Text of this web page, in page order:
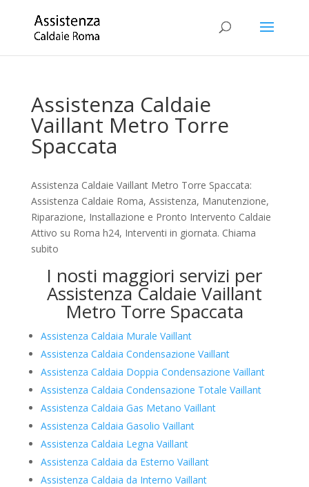
Assistenza Caldaie
Vaillant Metro Torre
Spaccata
Assistenza Caldaie Vaillant Metro Torre Spaccata:
Assistenza Caldaie Roma, Assistenza, Manutenzione,
Riparazione, Installazione e Pronto Intervento Caldaie
Attivo su Roma h24, Interventi in giornata. Chiama
subito
I nosti maggiori servizi per
Assistenza Caldaie Vaillant
Metro Torre Spaccata
Assistenza Caldaia Murale Vaillant
Assistenza Caldaia Condensazione Vaillant
Assistenza Caldaia Doppia Condensazione Vaillant
Assistenza Caldaia Condensazione Totale Vaillant
Assistenza Caldaia Gas Metano Vaillant
Assistenza Caldaia Gasolio Vaillant
Assistenza Caldaia Legna Vaillant
Assistenza Caldaia da Esterno Vaillant
Assistenza Caldaia da Interno Vaillant